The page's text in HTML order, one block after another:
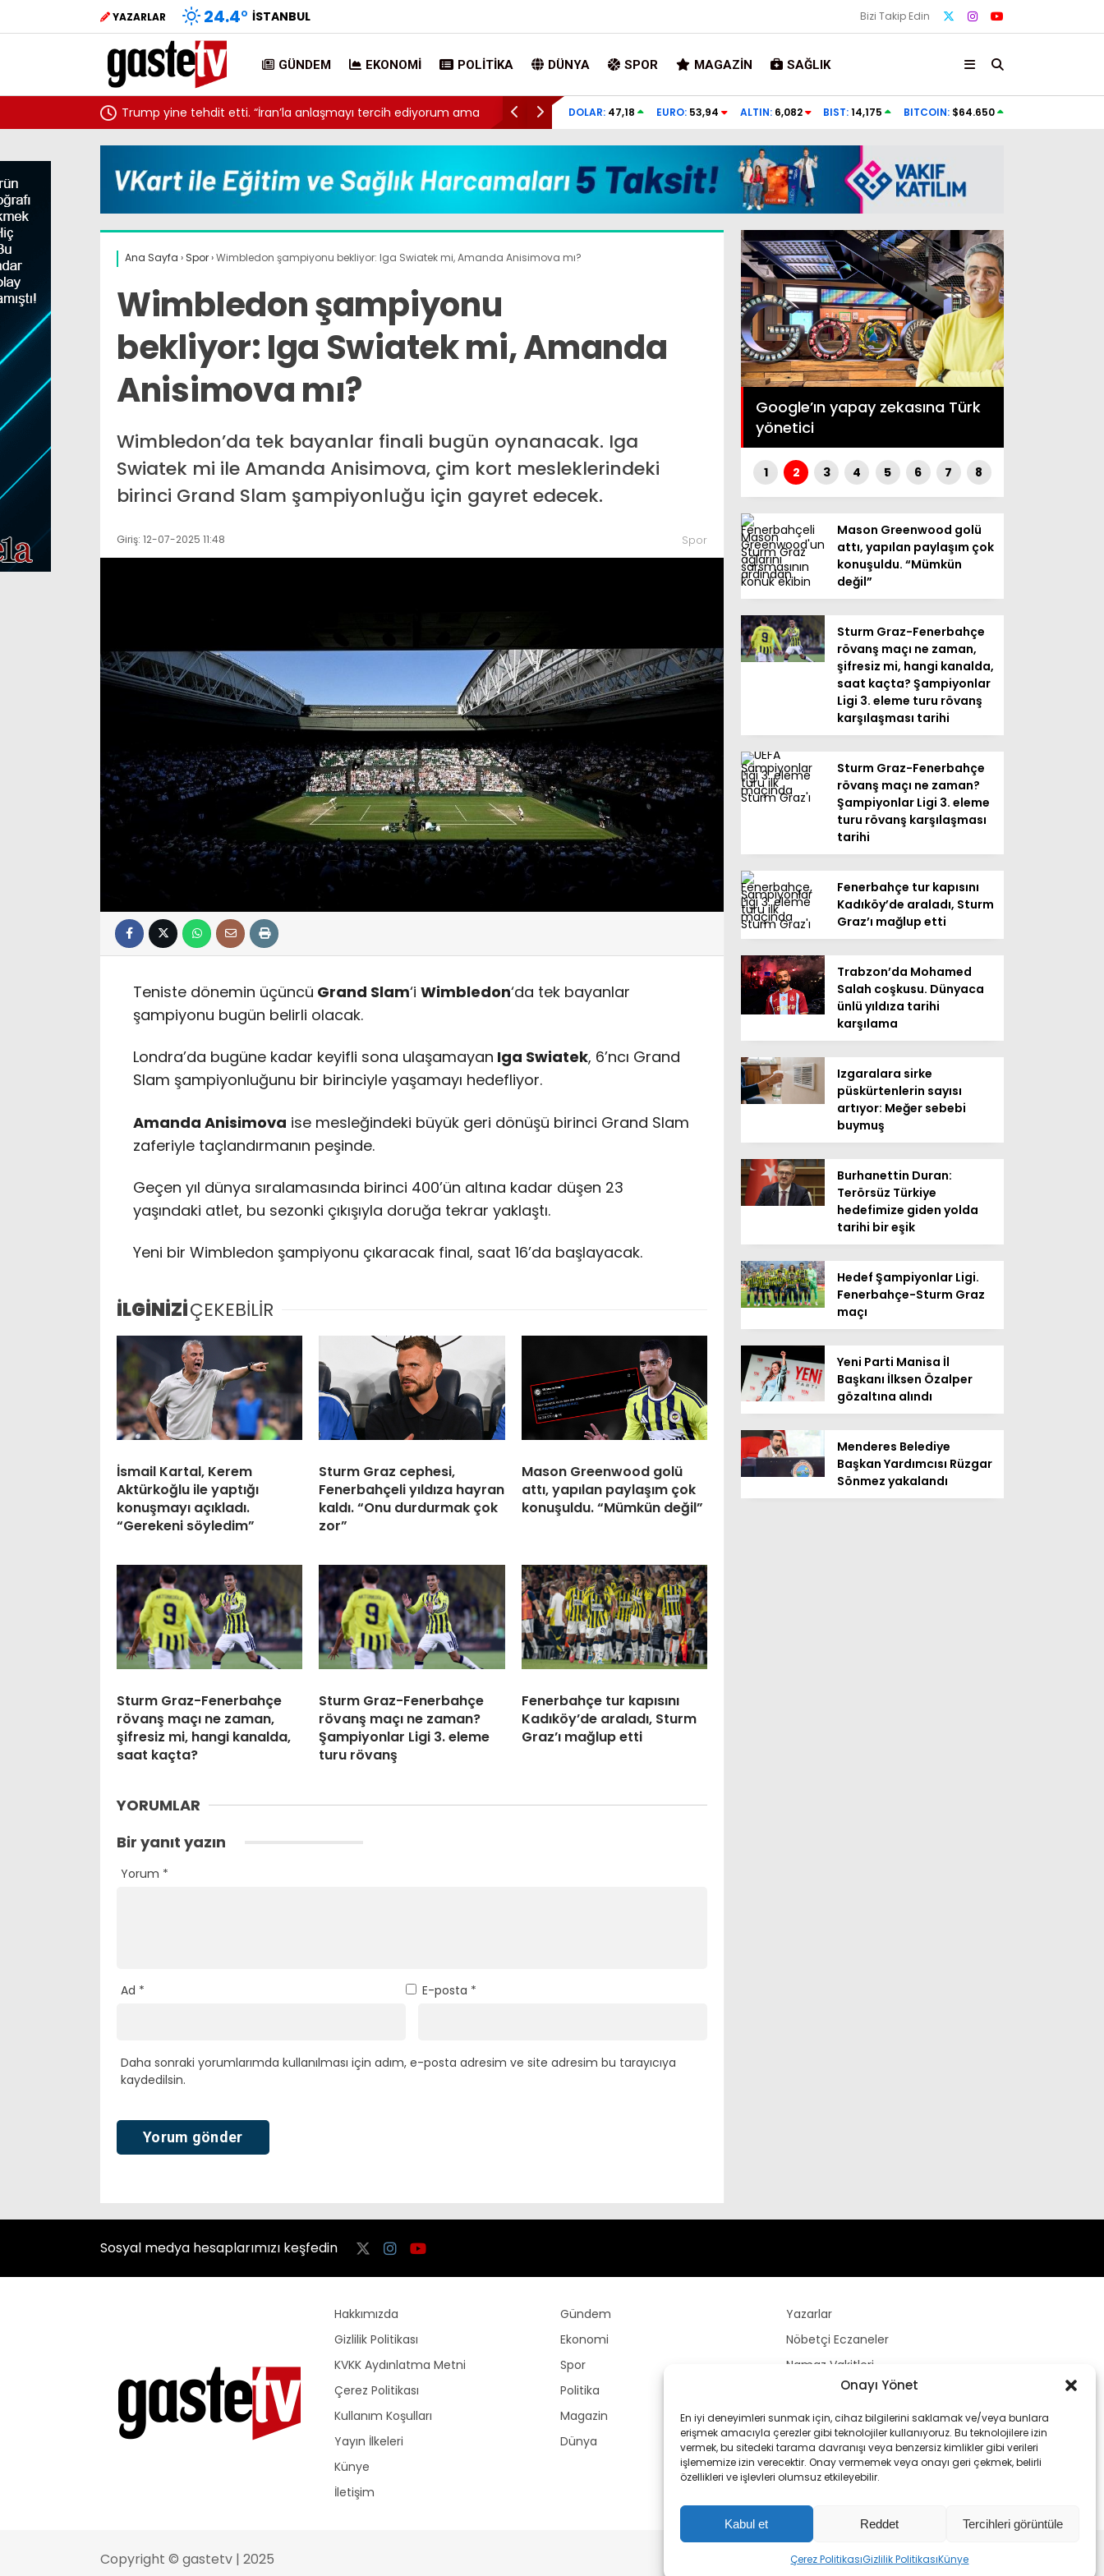
Onayı Yönet
En iyi deneyimleri sunmak için, cihaz bilgilerini saklamak ve/veya bunlara
erişmek amacıyla çerezler gibi teknolojiler kullanıyoruz. Bu teknolojilere izin
vermek, bu sitedeki tarama davranışı veya benzersiz kimlikler gibi verileri
işlememize izin verecektir. Onay vermemek veya onayı geri çekmek, belirli
özellikleri ve işlevleri olumsuz etkileyebilir.
Kabul et Reddet Tercihleri görüntüle
Çerez PolitikasıGizlilik PolitikasıKünye
YAZARLAR 24.4° İSTANBUL Bizi Takip Edin
GÜNDEM EKONOMI POLITIKA DÜNYA SPOR MAGAZIN SAĞLIK
Trump yine tehdit etti. “İran’la anlaşmayı tercih ediyorum ama
saldırı da masada”
ABD’de silahlı saldırı. Çok sayıda ölü var Bolu Dağı Tüneli’nde alevlere teslim oldu
DOLAR: 47,18 EURO: 53,94 ALTIN: 6,082 BIST:14,175 BITCOIN: $64.650
Ana Sayfa › Spor›Wimbledon şampiyonu bekliyor: Iga Swiatek mi, Amanda Anisimova mı?
Wimbledon şampiyonu
bekliyor: Iga Swiatek mi, Amanda
Anisimova mı?
Wimbledon’da tek bayanlar finali bugün oynanacak. Iga
Swiatek mi ile Amanda Anisimova, çim kort mesleklerindeki
birinci Grand Slam şampiyonluğu için gayret edecek.
Giriş: 12-07-2025 11:48 Spor
Teniste dönemin üçüncü Grand Slam‘i Wimbledon‘da tek bayanlar
şampiyonu bugün belirli olacak.
Londra’da bugüne kadar keyifli sona ulaşamayan Iga Swiatek, 6’ncı Grand
Slam şampiyonluğunu bir birinciyle yaşamayı hedefliyor.
Amanda Anisimova ise mesleğindeki büyük geri dönüşü birinci Grand Slam
zaferiyle taçlandırmanın peşinde.
Geçen yıl dünya sıralamasında birinci 400’ün altına kadar düşen 23
yaşındaki atlet, bu sezonki çıkışıyla doruğa tekrar yaklaştı.
Yeni bir Wimbledon şampiyonu çıkaracak final, saat 16’da başlayacak.
İLGİNİZİÇEKEBİLİR
İsmail Kartal, Kerem
Aktürkoğlu ile yaptığı
konuşmayı açıkladı.
“Gerekeni söyledim”
Sturm Graz cephesi,
Fenerbahçeli yıldıza hayran
kaldı. “Onu durdurmak çok
zor”
Mason Greenwood golü
attı, yapılan paylaşım çok
konuşuldu. “Mümkün değil”
Sturm Graz-Fenerbahçe
rövanş maçı ne zaman,
şifresiz mi, hangi kanalda,
saat kaçta?
Sturm Graz-Fenerbahçe
rövanş maçı ne zaman?
Şampiyonlar Ligi 3. eleme
turu rövanş
Fenerbahçe tur kapısını
Kadıköy’de araladı, Sturm
Graz’ı mağlup etti
YORUMLAR
Bir yanıt yazın
Yorum *
Ad * E-posta *
Daha sonraki yorumlarımda kullanılması için adım, e-posta adresim ve site adresim bu tarayıcıya
kaydedilsin.
İsmail Kartal, Kerem Aktürkoğlu
ile yaptığı konuşmayı açıkladı.
Kritik MGK’da gündem Terörsüz
Google’ın yapay zekasına Türk
Trump yine tehdit etti. “İran’la
anlaşmayı tercih ediyorum ama
1 2 3 4 5 6 7 8
Mason Greenwood golü
attı, yapılan paylaşım çok
konuşuldu. “Mümkün
değil”
Sturm Graz-Fenerbahçe
rövanş maçı ne zaman,
şifresiz mi, hangi kanalda,
saat kaçta? Şampiyonlar
Ligi 3. eleme turu rövanş
karşılaşması tarihi
Sturm Graz-Fenerbahçe
rövanş maçı ne zaman?
Şampiyonlar Ligi 3. eleme
turu rövanş karşılaşması
tarihi
Fenerbahçe tur kapısını
Kadıköy’de araladı, Sturm
Graz’ı mağlup etti
Trabzon’da Mohamed
Salah coşkusu. Dünyaca
ünlü yıldıza tarihi
karşılama
Izgaralara sirke
püskürtenlerin sayısı
artıyor: Meğer sebebi
buymuş
Burhanettin Duran:
Terörsüz Türkiye
hedefimize giden yolda
tarihi bir eşik
Hedef Şampiyonlar Ligi.
Fenerbahçe-Sturm Graz
maçı
Yeni Parti Manisa İl
Başkanı İlksen Özalper
gözaltına alındı
Menderes Belediye
Başkan Yardımcısı Rüzgar
Sönmez yakalandı
Sosyal medya hesaplarımızı keşfedin
Hakkımızda
Gizlilik Politikası
KVKK Aydınlatma Metni
Çerez Politikası
Kullanım Koşulları
Yayın İlkeleri
Künye
İletişim
Gündem
Ekonomi
Spor
Politika
Magazin
Dünya
Yazarlar
Nöbetçi Eczaneler
Namaz Vakitleri
Hava Durumu
Puan Durumları
Copyright © gastetv | 2025